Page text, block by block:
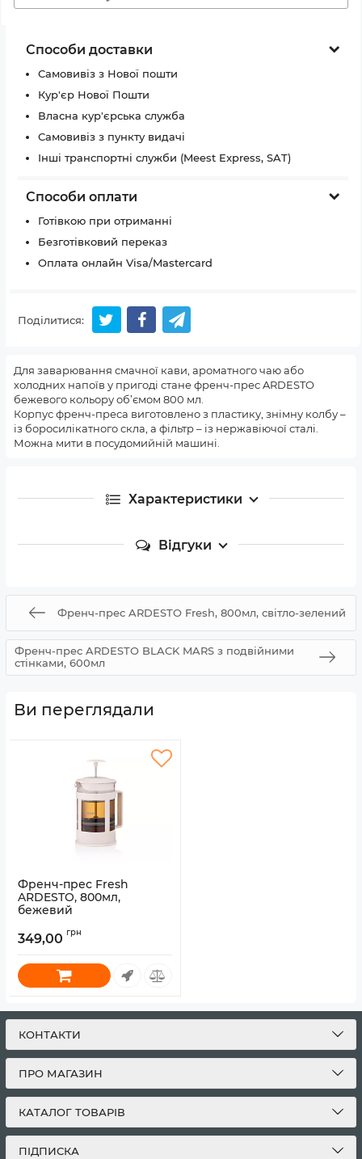
Способи доставки
Самовивіз з Нової пошти
Кур'єр Нової Пошти
Власна кур'єрська служба
Самовивіз з пункту видачі
Інші транспортні служби (Meest Express, SAT)
Способи оплати
Готівкою при отриманні
Безготівковий переказ
Оплата онлайн Visa/Mastercard
Поділитися:
Для заварювання смачної кави, ароматного чаю або
холодних напоїв у пригоді стане френч-прес ARDESTO
бежевого кольору об’ємом 800 мл.
Корпус френч-преса виготовлено з пластику, знімну колбу –
із боросилікатного скла, а фільтр – із нержавіючої сталі.
Можна мити в посудомийній машині.
Характеристики
Відгуки
Френч-прес ARDESTO Fresh, 800мл, світло-зелений
Френч-прес ARDESTO BLACK MARS з подвійними
стінками, 600мл
Ви переглядали
Френч-прес Fresh
ARDESTO, 800мл,
бежевий
349,00 грн
КОНТАКТИ
ПРО МАГАЗИН
КАТАЛОГ ТОВАРІВ
ПІДПИСКА